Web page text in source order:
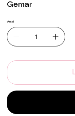
Gemar
Antall